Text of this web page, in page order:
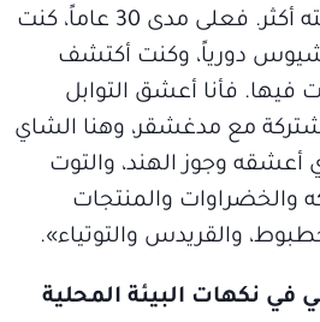
تفاصيله وأحببته أكثر. فعلى مدى 30 عاماً، كنت
دورياً، وكنت أكتشف
فيها. فأنا أعشق التوابل
مع مدغشقر، وهنا الشاي
أعشقه وجوز الهند، والتوت
والخضراوات والمنتجات
والقريدس والتوتياء».
في نكهات البيئة المحلية